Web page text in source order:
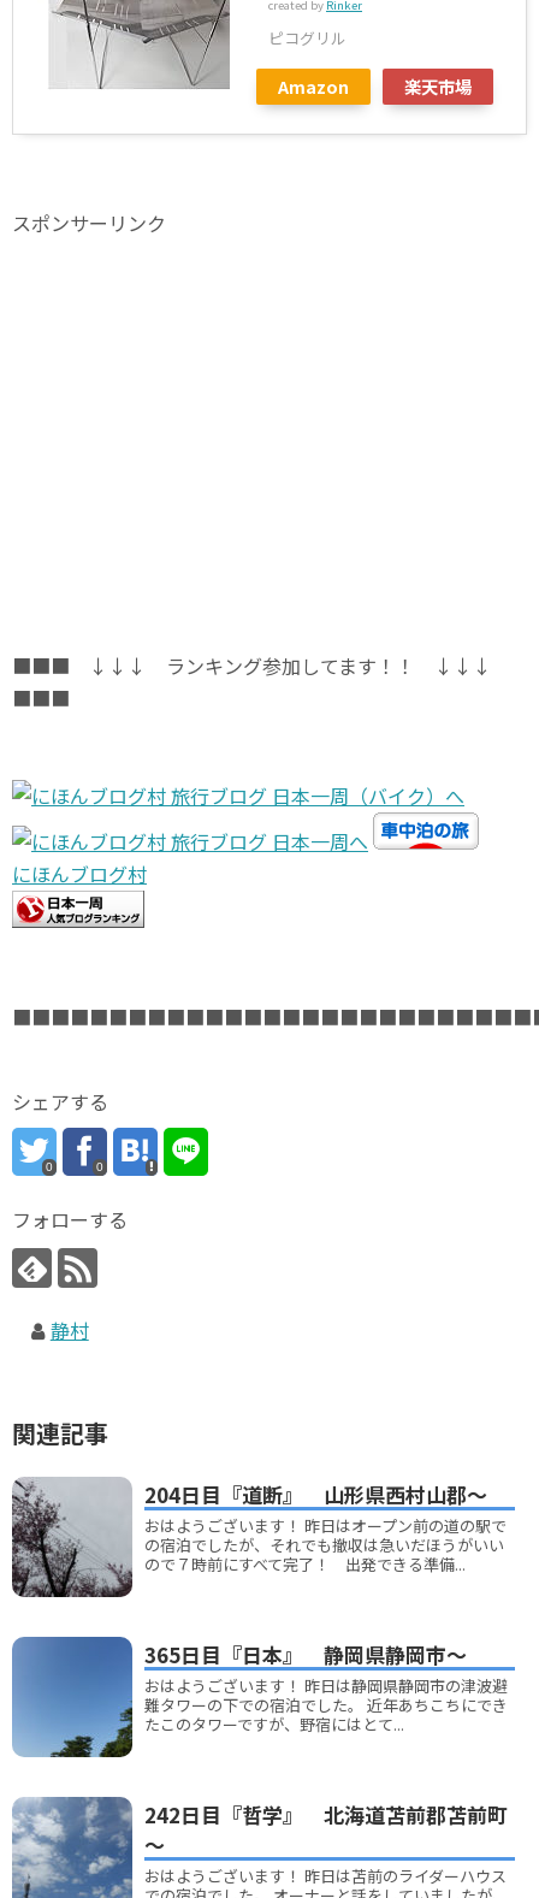
created by Rinker
ピコグリル
Amazon 楽天市場
スポンサーリンク
■■■ ↓↓↓ ランキング参加してます！！ ↓↓↓
■■■
にほんブログ村
シェアする
0 0
フォローする
静村
関連記事
204日目『道断』 山形県西村山郡～
おはようございます！ 昨日はオープン前の道の駅で
の宿泊でしたが、それでも撤収は急いだほうがいい
ので７時前にすべて完了！ 出発できる準備...
365日目『日本』 静岡県静岡市～
おはようございます！ 昨日は静岡県静岡市の津波避
難タワーの下での宿泊でした。 近年あちこちにでき
たこのタワーですが、野宿にはとて...
242日目『哲学』 北海道苫前郡苫前町
～
おはようございます！ 昨日は苫前のライダーハウス